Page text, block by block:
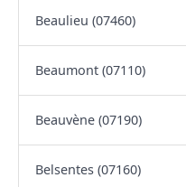
Beaulieu (07460)
Beaumont (07110)
Beauvène (07190)
Belsentes (07160)